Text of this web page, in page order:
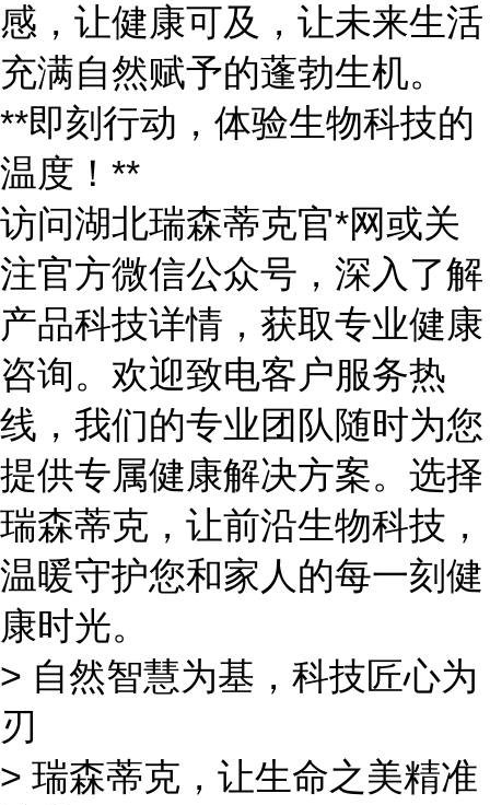
感，让健康可及，让未来生活
充满自然赋予的蓬勃生机。
**即刻行动，体验生物科技的
温度！**
访问湖北瑞森蒂克官*网或关
注官方微信公众号，深入了解
产品科技详情，获取专业健康
咨询。欢迎致电客户服务热
线，我们的专业团队随时为您
提供专属健康解决方案。选择
瑞森蒂克，让前沿生物科技，
温暖守护您和家人的每一刻健
康时光。
> 自然智慧为基，科技匠心为
刃
> 瑞森蒂克，让生命之美精准